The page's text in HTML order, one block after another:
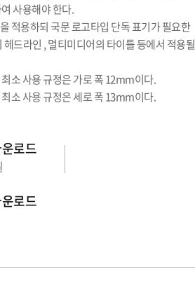
사용해야 한다.
적용하되 국문 로고타입 단독 표기가 필요한
드라인 , 멀티미디어의 타이틀 등에서 적용
소 사용 규정은 가로 폭 12mm이다.
소 사용 규정은 세로 폭 13mm이다.
로드
로드